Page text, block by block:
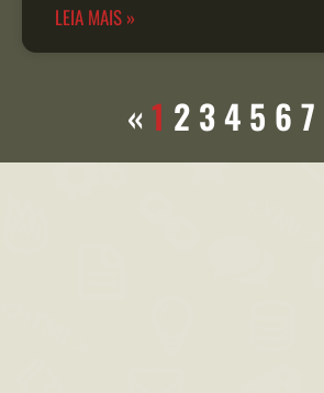
LEIA MAIS »
« 1 2 34 5 6 7